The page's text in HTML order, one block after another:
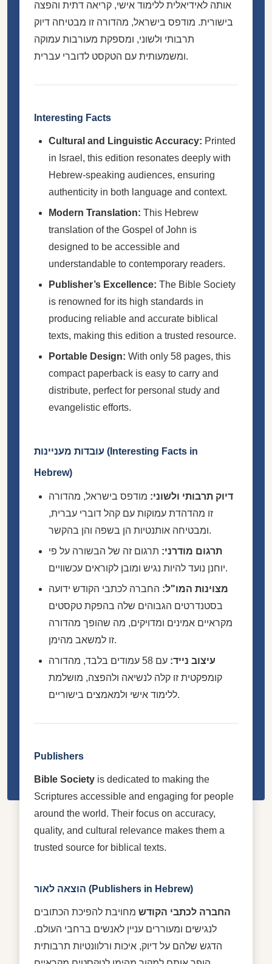
אותה לאידיאלית ללימוד אישי, קריאה דתית והפצה
בישורית. מודפס בישראל, מהדורה זו מבטיחה דיוק
תרבותי ולשוני, ומספקת מעורבות עמוקה
ומשמעותית עם הטקסט לדוברי עברית.
Interesting Facts
Cultural and Linguistic Accuracy: Printed
in Israel, this edition resonates deeply with
Hebrew-speaking audiences, ensuring
authenticity in both language and context.
Modern Translation: This Hebrew
translation of the Gospel of John is
designed to be accessible and
understandable to contemporary readers.
Publisher’s Excellence: The Bible Society
is renowned for its high standards in
producing reliable and accurate biblical
texts, making this edition a trusted resource.
Portable Design: With only 58 pages, this
compact paperback is easy to carry and
distribute, perfect for personal study and
evangelistic efforts.
עובדות מעניינות (Interesting Facts in
Hebrew)
דיוק תרבותי ולשוני: מודפס בישראל, מהדורה
זו מהדהדת עמוקות עם קהל דוברי עברית,
ומבטיחה אותנטיות הן בשפה והן בהקשר.
תרגום מודרני: תרגום זה של הבשורה על פי
יוחנן נועד להיות נגיש ומובן לקוראים עכשוויים.
מצוינות המו"ל: החברה לכתבי הקודש ידועה
בסטנדרטים הגבוהים שלה בהפקת טקסטים
מקראיים אמינים ומדויקים, מה שהופך מהדורה
זו למשאב מהימן.
עיצוב נייד:
עם 58 עמודים בלבד, מהדורה
קומפקטית זו קלה לנשיאה ולהפצה, מושלמת
ללימוד אישי ולמאמצים בישוריים.
Publishers
Bible Society is dedicated to making the
Scriptures accessible and engaging for people
around the world. Their focus on accuracy,
quality, and cultural relevance makes them a
trusted source for biblical texts.
הוצאה לאור (Publishers in Hebrew)
החברה לכתבי הקודש מחויבת להפיכת הכתובים
לנגישים ומעוררים עניין לאנשים ברחבי העולם.
הדגש שלהם על דיוק, איכות ורלוונטיות תרבותית